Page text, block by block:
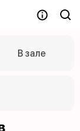
В зале